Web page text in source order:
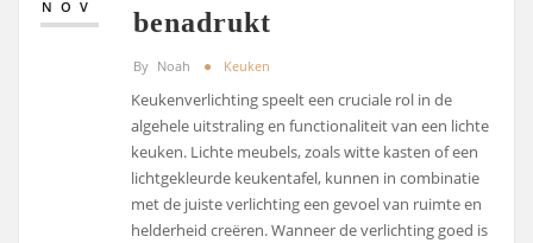
NOV
benadrukt
By Noah Keuken
Keukenverlichting speelt een cruciale rol in de
algehele uitstraling en functionaliteit van een lichte
keuken. Lichte meubels, zoals witte kasten of een
lichtgekleurde keukentafel, kunnen in combinatie
met de juiste verlichting een gevoel van ruimte en
helderheid creëren. Wanneer de verlichting goed is